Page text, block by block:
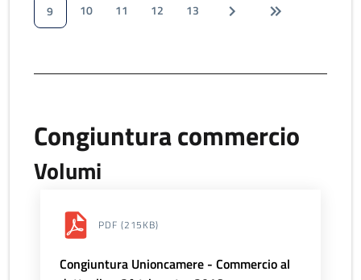
9
10 11 12 13
Congiuntura commercio
Volumi
PDF (215KB)
Congiuntura Unioncamere - Commercio al